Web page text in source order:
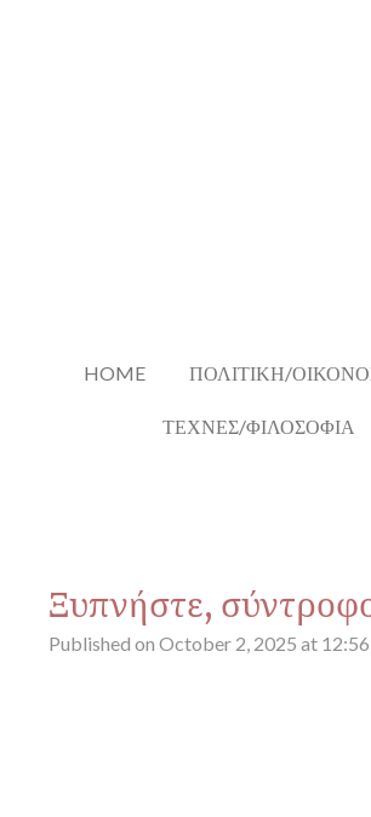
HOME ΠΟΛΙΤΙΚΗ/
ΤΕΧΝΕΣ/ΦΙΛΟΣΟΦΙΑ
Ξυπνήστε,
Published on October 2, 2025 at